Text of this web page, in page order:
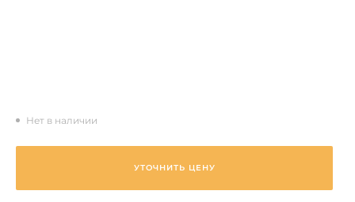
Нет в наличии
УТОЧНИТЬ ЦЕНУ